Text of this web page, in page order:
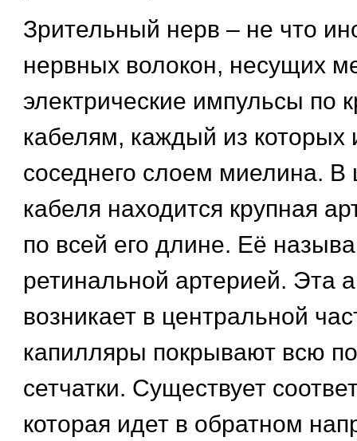
Зрительный нерв – не что
нервных волокон, несущих
электрические импульсы по
кабелям, каждый из которых
соседнего слоем миелина. В
кабеля находится крупная
по всей его длине. Её
ретинальной артерией. Эта
возникает в центральной
капилляры покрывают всю
сетчатки. Существует
которая идет в обратном